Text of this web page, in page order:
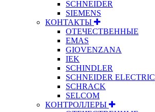
SCHNEIDER
SIEMENS
КОНТАКТЫ
ОТЕЧЕСТВЕННЫЕ
EMAS
GIOVENZANA
IEK
SCHINDLER
SCHNEIDER ELECTRIC
SCHRACK
SELCOM
КОНТРОЛЛЕРЫ